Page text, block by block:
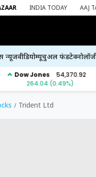
INDIA TODAY AAJ
न्यूजवीडियोम्यूचुअल फंड
Trident Ltd